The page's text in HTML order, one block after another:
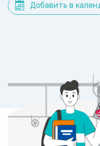
Добавить в